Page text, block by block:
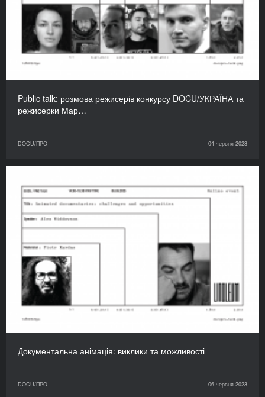
Public talk: розмова режисерів конкурсу DOCU/УКРАЇНА та
режисерки Мар…
DOCU/ПРО 04 червня 2023
Документальна анімація: виклики та можливості
DOCU/ПРО 06 червня 2023